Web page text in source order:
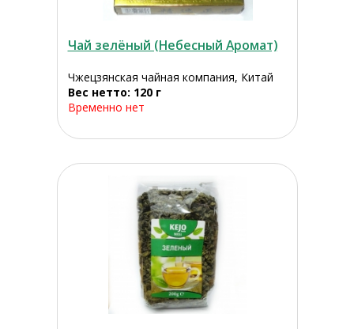
Чай зелёный (Небесный Аромат)
Чжецзянская чайная компания, Китай
Вес нетто: 120 г
Временно нет